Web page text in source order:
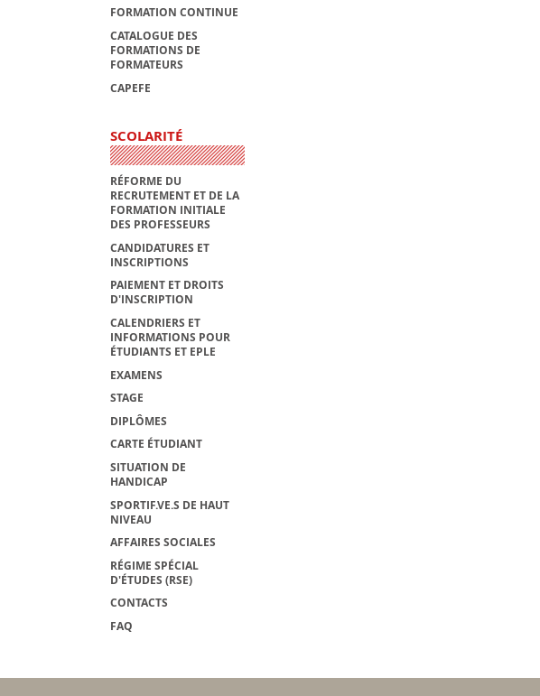
FORMATION CONTINUE
CATALOGUE DES
FORMATIONS DE
FORMATEURS
CAPEFE
SCOLARITÉ
RÉFORME DU
RECRUTEMENT ET DE LA
FORMATION INITIALE
DES PROFESSEURS
CANDIDATURES ET
INSCRIPTIONS
PAIEMENT ET DROITS
D'INSCRIPTION
CALENDRIERS ET
INFORMATIONS POUR
ÉTUDIANTS ET EPLE
EXAMENS
STAGE
DIPLÔMES
CARTE ÉTUDIANT
SITUATION DE
HANDICAP
SPORTIF.VE.S DE HAUT
NIVEAU
AFFAIRES SOCIALES
RÉGIME SPÉCIAL
D'ÉTUDES (RSE)
CONTACTS
FAQ